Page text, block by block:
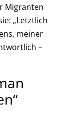
Migranten
„Letztlich
meiner
–